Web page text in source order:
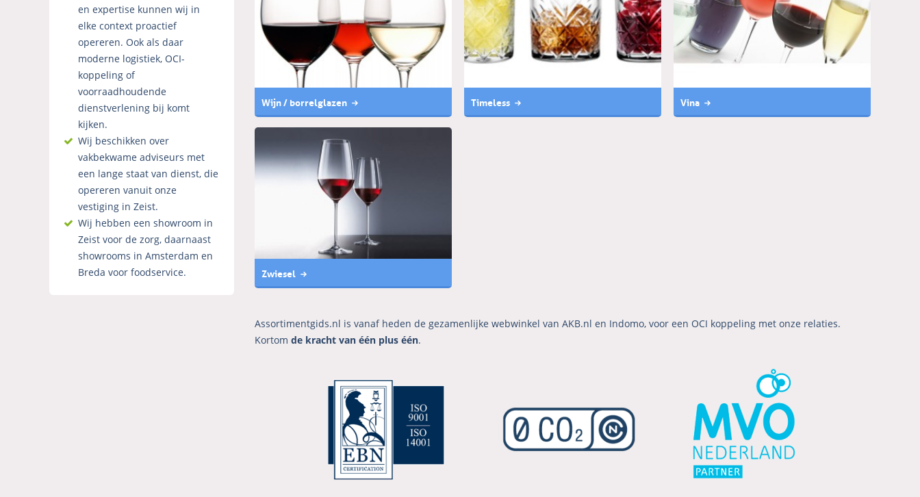
en expertise kunnen wij in
elke context proactief
opereren. Ook als daar
moderne logistiek, OCI-
koppeling of
voorraadhoudende
dienstverlening bij komt
kijken.
Wij beschikken over
vakbekwame adviseurs met
een lange staat van dienst, die
opereren vanuit onze
vestiging in Zeist.
Wij hebben een showroom in
Zeist voor de zorg, daarnaast
showrooms in Amsterdam en
Breda voor foodservice.
Wijn / borrelglazen Timeless Vina
Zwiesel
Assortimentgids.nl is vanaf heden de gezamenlijke webwinkel van AKB.nl en Indomo, voor een OCI koppeling met onze relaties.
Kortom de kracht van één plus één.